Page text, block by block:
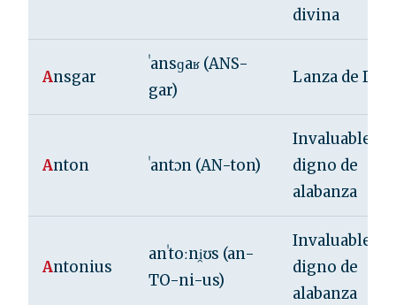
divina
Ansgar
ˈansɡaʁ (ANS-
gar)
Lanza de Dios
Anton ˈantɔn (AN-ton)
Invaluable,
digno de
alabanza
Antonius
anˈtoːni̯ʊs (an-
TO-ni-us)
Invaluable,
digno de
alabanza